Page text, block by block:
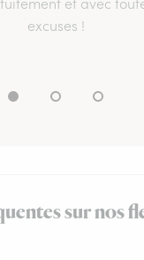
et avec
excuses !
sur nos